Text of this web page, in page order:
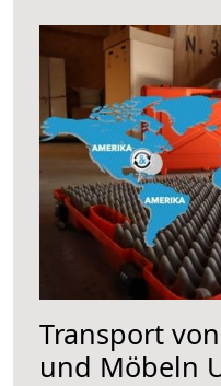
Transport
und Möbeln